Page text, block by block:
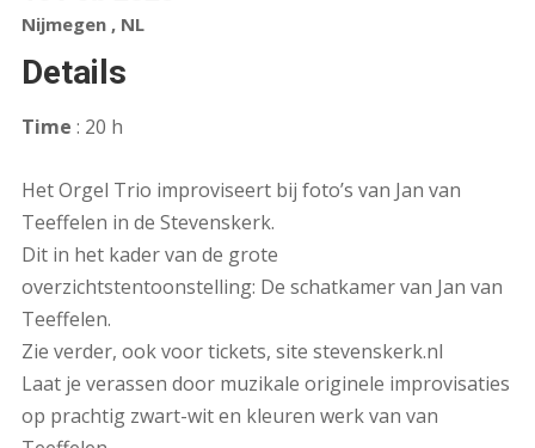
Nijmegen , NL
Details
Time : 20 h
Het Orgel Trio improviseert bij foto’s van Jan van
Teeffelen in de Stevenskerk.
Dit in het kader van de grote
overzichtstentoonstelling: De schatkamer van Jan van
Teeffelen.
Zie verder, ook voor tickets, site stevenskerk.nl
Laat je verassen door muzikale originele improvisaties
op prachtig zwart-wit en kleuren werk van van